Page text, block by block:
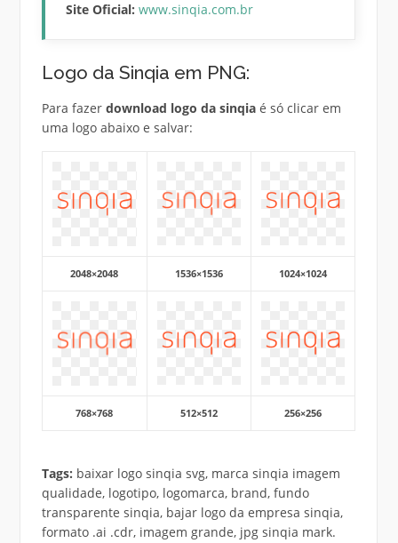
Site Oficial: www.sinqia.com.br
Logo da Sinqia em PNG:
Para fazer download logo da sinqiaé só clicar em
uma logo abaixo e salvar:
2048×2048 1536×1536 1024×1024
768×768 512×512 256×256
Tags: baixar logo sinqia svg, marca sinqia imagem
qualidade, logotipo, logomarca, brand, fundo
transparente sinqia, bajar logo da empresa sinqia,
formato .ai .cdr, imagem grande, jpg sinqia mark.